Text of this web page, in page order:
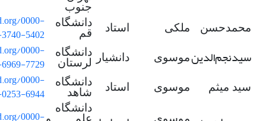
جنوب
محمدحسن ملکی استاد
دانشگاه
قم
0000-
5402
سیدنجمالدینموسوی دانشیار
دانشگاه
لرستان
0000-
7729
سید میثم موسوی استاد
دانشگاه
شاهد
0000-
6944
دانشگاه
0000-